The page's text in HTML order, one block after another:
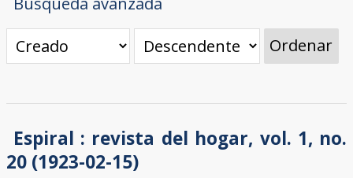
Ordenar
Espiral : revista del hogar, vol. 1, no.
20 (1923-02-15)